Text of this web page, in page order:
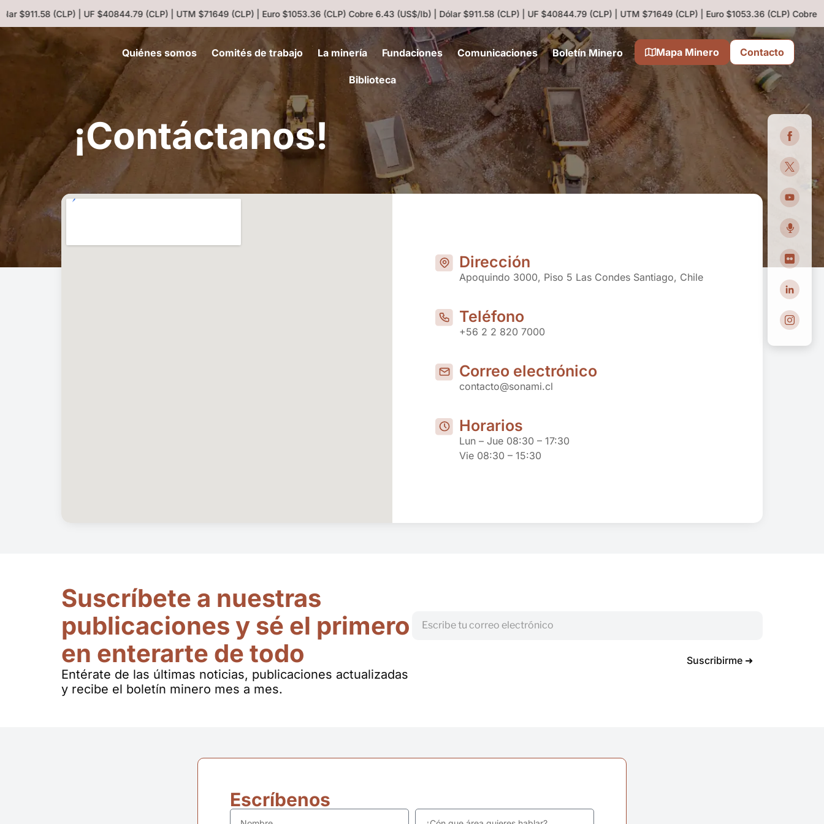
(CLP) | UF $40844.79 (CLP) | UTM $71649 (CLP) | Euro $1053.36 (CLP)Cobre 6.43 (US$/lb) | Dólar $911.58 (CLP) | UF $40844.79 (CLP) | UTM $71649 (CLP) | Euro $1053.36 (CLP)Cobre 6.43
Quiénes somos Comités de trabajo La minería Fundaciones Comunicaciones Boletín Minero
Biblioteca
Mapa Minero Contacto
¡Contáctanos!
Dirección
Apoquindo 3000, Piso 5 Las Condes Santiago, Chile
Teléfono
+56 2 2 820 7000
Correo electrónico
contacto@sonami.cl
Horarios
Lun – Jue 08:30 – 17:30
Vie 08:30 – 15:30
Suscríbete a nuestras
publicaciones y sé el primero
en enterarte de todo
Entérate de las últimas noticias, publicaciones actualizadas
y recibe el boletín minero mes a mes.
Escríbenos